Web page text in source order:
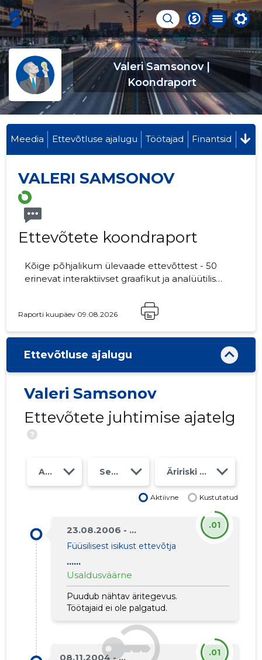
Valeri Samsonov |
Koondraport
Meedia Ettevõtluse ajalugu Töötajad Finantsid
VALERI SAMSONOV
Ettevõtete koondraport
Kõige põhjalikum ülevaade ettevõttest - 50
erinevat interaktiivset graafikut ja analüütilist
Raporti kuupäev 09.08.2026
Ettevõtluse ajalugu
Valeri Samsonov
Ettevõtete juhtimise ajatelg
?
Aasta Seosed Äririski klass
Aktiivne Kustutatud
23.08.2006 - ...
Füüsilisest isikust ettevõtja
......
Usaldusväärne
Puudub nähtav äritegevus.
Töötajaid ei ole palgatud.
.01
08.11.2004 - ... .01